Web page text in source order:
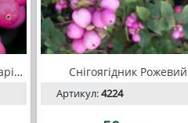
Доренбоза Сніжноягідна Чарівна ягода 10л Снігоягідник Рожевий
Артикул:4224